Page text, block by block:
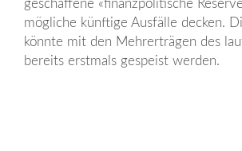
geschaffene «finanzpolitische
mögliche künftige Ausfälle decken.
könnte mit den Mehrerträgen des
bereits erstmals gespeist werden.